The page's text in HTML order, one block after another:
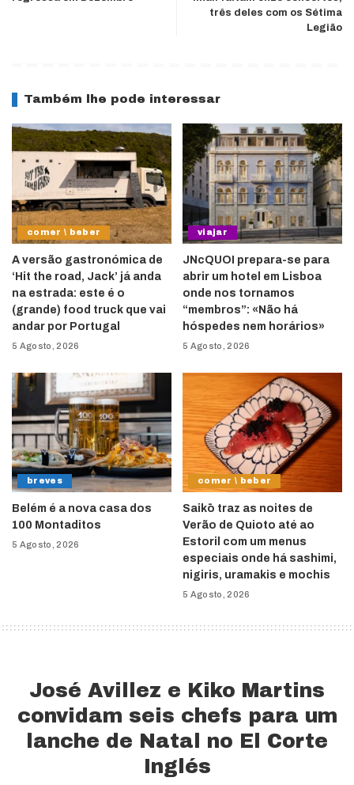
três deles com os Sétima
Legião
Também lhe pode interessar
comer \ beber
A versão gastronómica de
‘Hit the road, Jack’ já anda
na estrada: este é o
(grande) food truck que vai
andar por Portugal
5 Agosto, 2026
viajar
JNcQUOI prepara-se para
abrir um hotel em Lisboa
onde nos tornamos
“membros”: «Não há
hóspedes nem horários»
5 Agosto, 2026
breves
Belém é a nova casa dos
100 Montaditos
5 Agosto, 2026
comer \ beber
Saikō traz as noites de
Verão de Quioto até ao
Estoril com um menus
especiais onde há sashimi,
nigiris, uramakis e mochis
5 Agosto, 2026
José Avillez e Kiko Martins
convidam seis chefs para um
lanche de Natal no El Corte
Inglés